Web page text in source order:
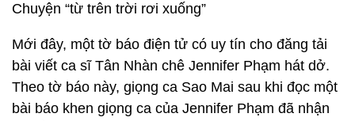
Chuyện “từ trên trời rơi xuống”
Mới đây, một tờ báo điện tử có uy tín cho đăng tải
bài viết ca sĩ Tân Nhàn chê Jennifer Phạm hát dở.
Theo tờ báo này, giọng ca Sao Mai sau khi đọc một
bài báo khen giọng ca của Jennifer Phạm đã nhận